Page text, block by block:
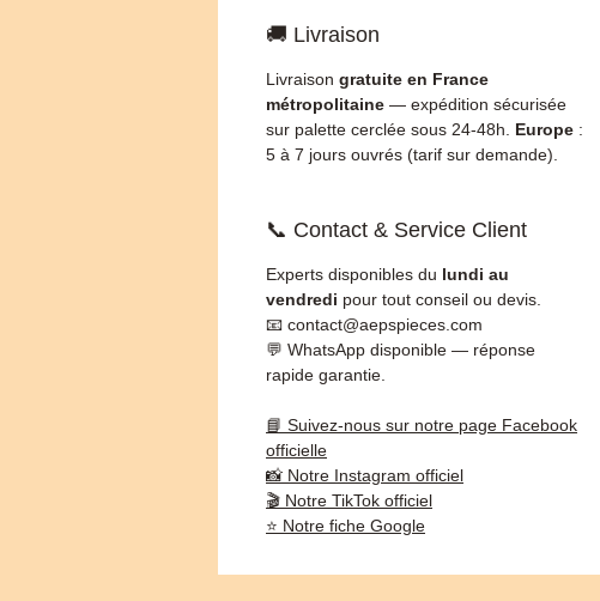
🚚 Livraison
Livraison gratuite en France
métropolitaine — expédition sécurisée
sur palette cerclée sous 24-48h. Europe :
5 à 7 jours ouvrés (tarif sur demande).
📞 Contact & Service Client
Experts disponibles du lundi au
vendredi pour tout conseil ou devis.
📧 contact@aepspieces.com
💬 WhatsApp disponible — réponse
rapide garantie.
📘 Suivez-nous sur notre page Facebook
officielle
📸 Notre Instagram officiel
🎬 Notre TikTok officiel
⭐ Notre fiche Google